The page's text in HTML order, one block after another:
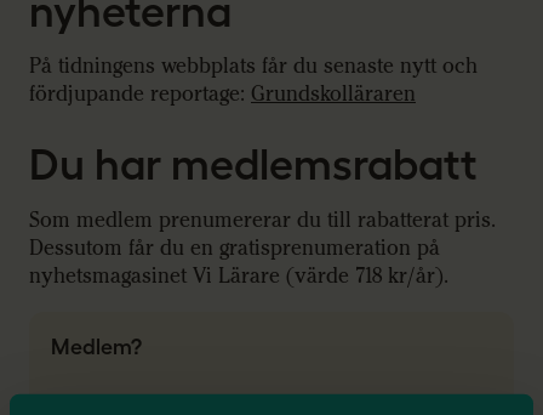
nyheterna
På tidningens webbplats får du senaste nytt och
fördjupande reportage: Grundskolläraren
Du har medlemsrabatt
Som medlem prenumererar du till rabatterat pris.
Dessutom får du en gratisprenumeration på
nyhetsmagasinet Vi Lärare (värde 718 kr/år).
Medlem?